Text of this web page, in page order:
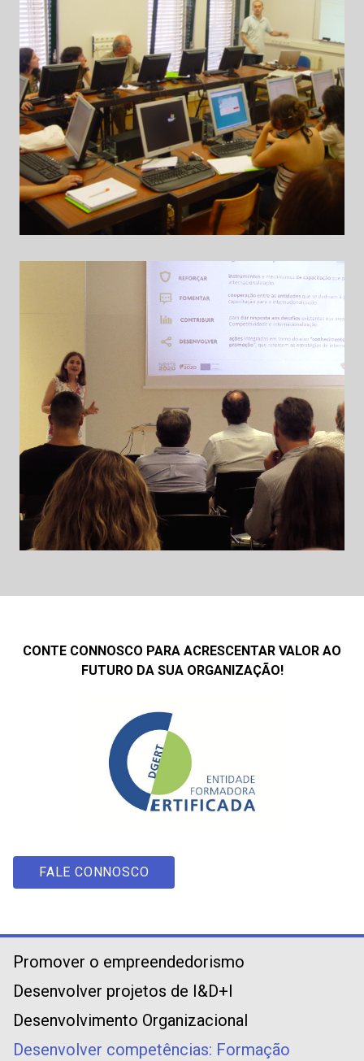
CONTE CONNOSCO PARA ACRESCENTAR VALOR AO
FUTURO DA SUA ORGANIZAÇÃO!
FALE CONNOSCO
Promover o empreendedorismo
Desenvolver projetos de I&D+I
Desenvolvimento Organizacional
Desenvolver competências: Formação